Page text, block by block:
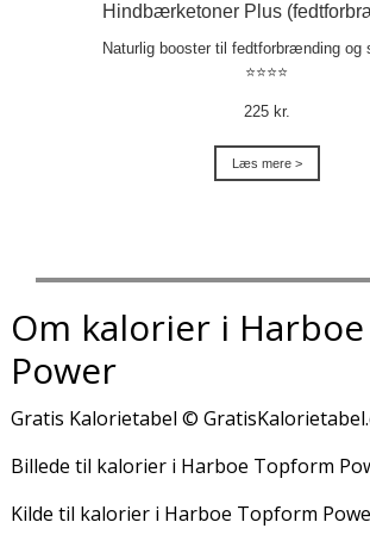
Hindbærketoner Plus
Naturlig booster til fedtforbrænding og
⭐⭐⭐⭐
225 kr.
Læs mere >
Om kalorier i
Power
Gratis Kalorietabel ©
Billede til kalorier i Harboe Topform
Kilde til kalorier i Harboe Topform